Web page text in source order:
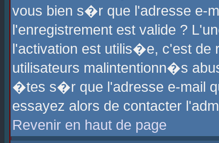
vous bien s�r que l'adresse e-
l'enregistrement est valide ?
l'activation est utilis�e, c'est
utilisateurs malintentionn�s
�tes s�r que l'adresse e-mail
essayez alors de contacter
Revenir en haut de page